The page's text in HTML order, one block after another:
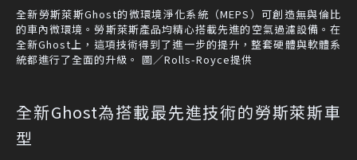
全新勞斯萊斯Ghost的微環境淨化系統（MEPS）可創造無與倫比
的車內微環境。勞斯萊斯產品均精心搭載先進的空氣過濾設備。在
全新Ghost上，這項技術得到了進一步的提升，整套硬體與軟體系
統都進行了全面的升級。 圖／Rolls-Royce提供
全新Ghost為搭載最先進技術的勞斯萊斯車
型